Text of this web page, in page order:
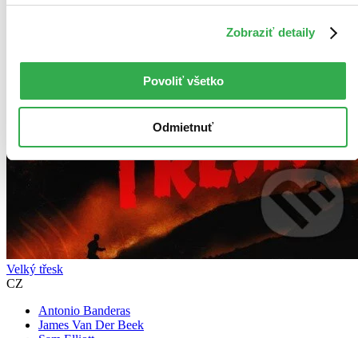
Zobraziť detaily
Povoliť všetko
Odmietnuť
Velký třesk
CZ
Antonio Banderas
James Van Der Beek